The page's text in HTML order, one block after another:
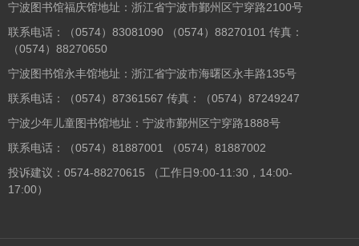
宁波图书馆福庆馆地址：浙江省宁波市鄞州区宁穿路2100号
联系电话：（0574）83081090 （0574）88270101 传真：
（0574）88270650
宁波图书馆永丰馆地址：浙江省宁波市海曙区永丰路135号
联系电话：（0574）87361567 传真：（0574）87249247
宁波少年儿童图书馆地址：宁波市鄞州区宁穿路1888号
联系电话：（0574）81887001 （0574）81887002
投诉建议：0574-88270615 （工作日9:00-11:30，14:00-
17:00）